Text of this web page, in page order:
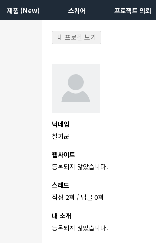
제품 (New) 스퀘어 프로젝트 의뢰
내 프로필 보기
닉네임
철기군
웹사이트
등록되지 않았습니다.
스레드
작성 2회 / 답글 0회
내 소개
등록되지 않았습니다.